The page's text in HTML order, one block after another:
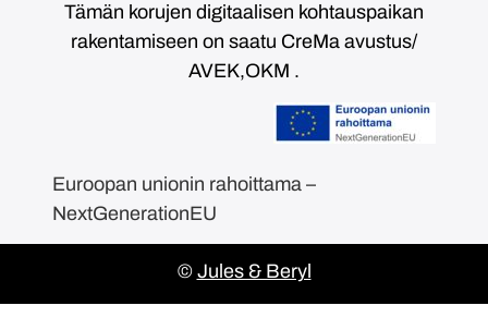
Tämän korujen digitaalisen kohtauspaikan
rakentamiseen on saatu CreMa avustus/
AVEK,OKM .
Euroopan unionin rahoittama –
NextGenerationEU
© Jules & Beryl